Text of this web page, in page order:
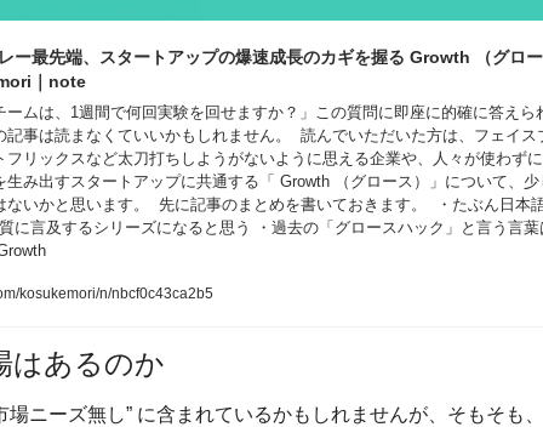
ー最先端、スタートアップの爆速成長のカギを握る Growth （グロ
｜note
ームは、1週間で何回実験を回せますか？」この質問に即座に的確に答えら
記事は読まなくていいかもしれません。  読んでいただいた方は、フェイス
フリックスなど太刀打ちしようがないように思える企業や、人々が使わず
生み出すスタートアップに共通する「 Growth （グロース）」について、
ないかと思います。  先に記事のまとめを書いておきます。  ・たぶん日本
に言及するシリーズになると思う ・過去の「グロースハック」と言う言
kosukemori/n/nbcf0c43ca2b5
はあるのか
場ニーズ無し” に含まれているかもしれませんが、そもそも、